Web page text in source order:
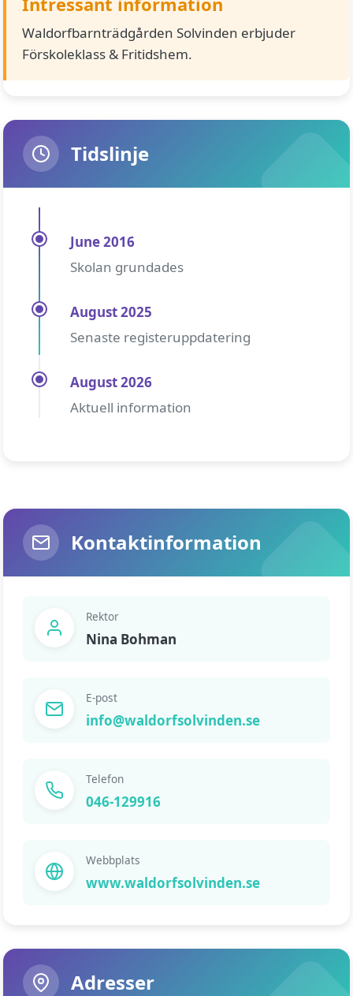
Waldorfbarnträdgården Solvinden erbjuder
Förskoleklass & Fritidshem.
Tidslinje
June 2016
Skolan grundades
August 2025
Senaste registeruppdatering
August 2026
Aktuell information
Kontaktinformation
Rektor
Nina Bohman
E-post
info@waldorfsolvinden.se
Telefon
046-129916
Webbplats
www.waldorfsolvinden.se
Adresser